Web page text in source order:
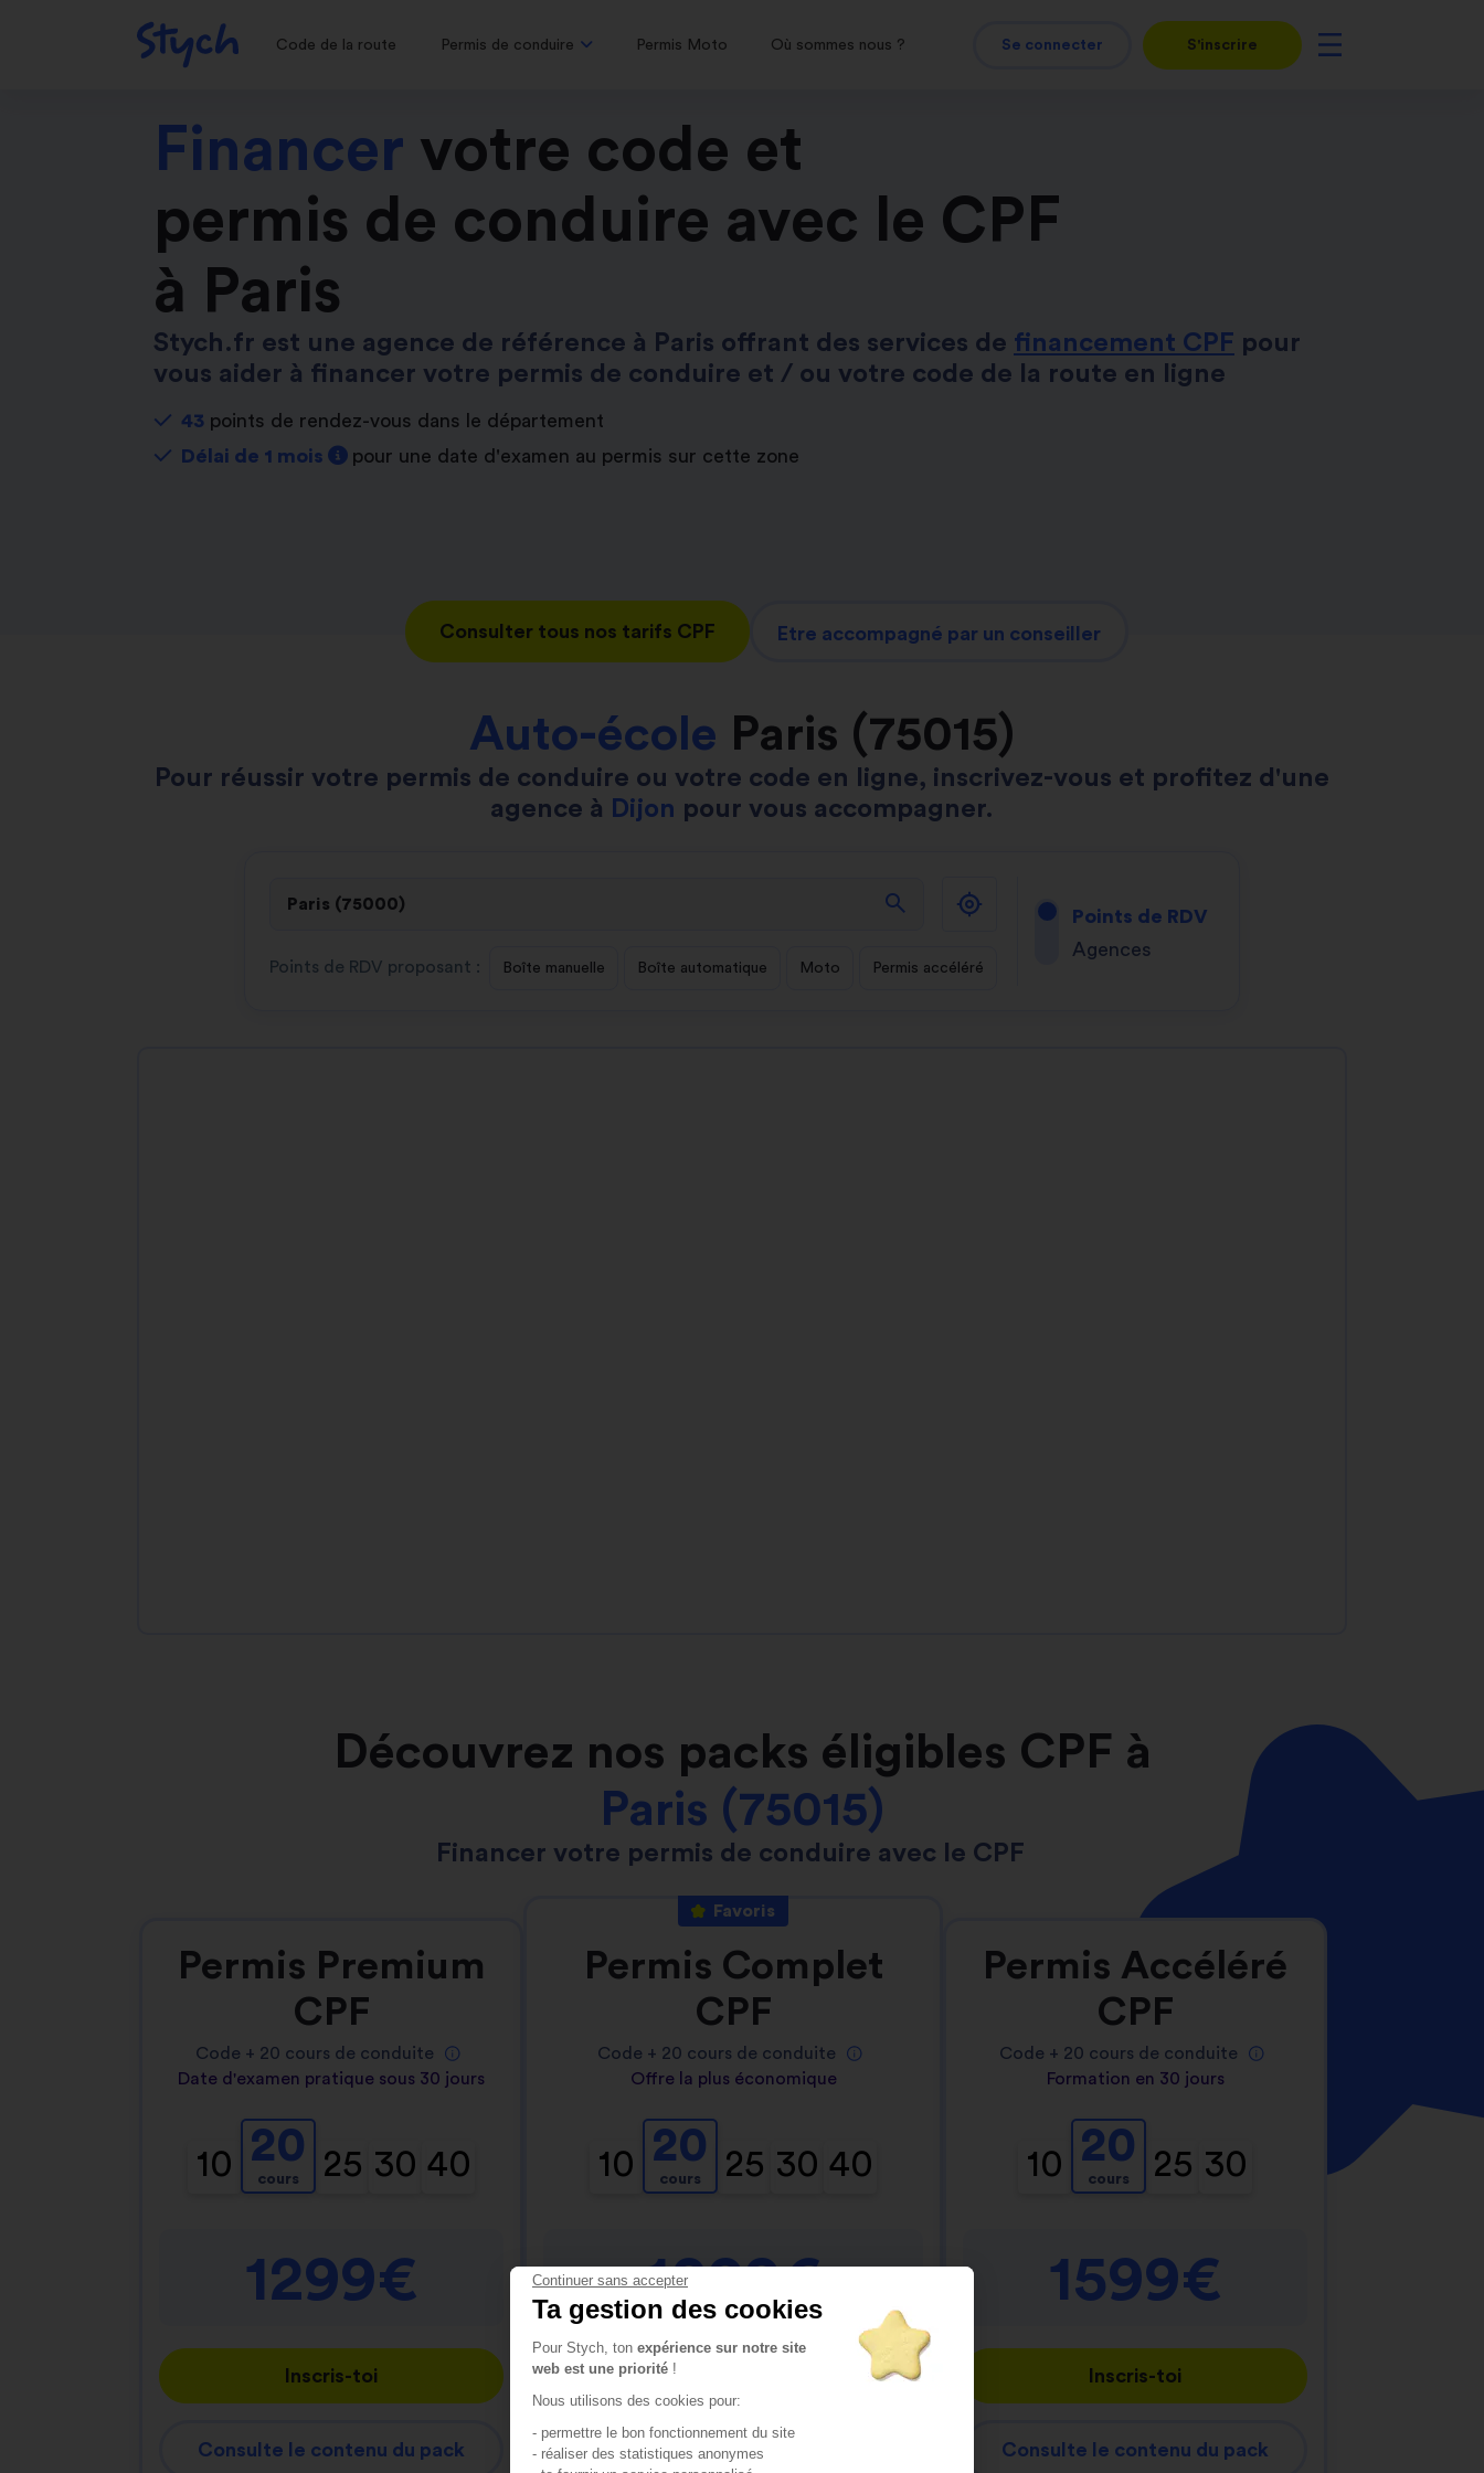
Continuer sans accepter
Ta gestion des cookies
Pour Stych, ton expérience sur notre site
web est une priorité !
Nous utilisons des cookies pour:
- permettre le bon fonctionnement du site
- réaliser des statistiques anonymes
Code de la route Permis de conduire Permis Moto Où sommes nous ? Se connecter S'inscrire
Financer votre code et
permis de conduire avec le CPF
à Paris
Stych.fr est une agence de référence à Paris offrant des services de financement CPF pour
vous aider à financer votre permis de conduire et / ou votre code de la route en ligne
43 points de rendez-vous dans le département
Délai de 1 mois
pour une date d'examen au permis sur cette zone
Consulter tous nos tarifs CPF Etre accompagné par un conseiller
Auto-école Paris (75015)
Pour réussir votre permis de conduire ou votre code en ligne, inscrivez-vous et profitez d'une
agence à Dijon pour vous accompagner.
search
Points de RDV proposant : Boîte manuelle Boîte automatique Moto Permis accéléré
Points de RDV
Agences
Découvrez nos packs éligibles CPF à
Paris (75015)
Financer votre permis de conduire avec le CPF
Permis Premium
CPF
Code + 20 cours de conduite
Date d'examen pratique sous 30 jours
10 20
cours 25 30 40
1299€
Inscris-toi
Consulte le contenu du pack
Favoris
Permis Complet
CPF
Code + 20 cours de conduite
Offre la plus économique
10 20
cours 25 30 40
1099€
Consulte le contenu du pack
Permis Accéléré
CPF
Code + 20 cours de conduite
Formation en 30 jours
10 20
cours 25 30
1599€
Inscris-toi
Consulte le contenu du pack